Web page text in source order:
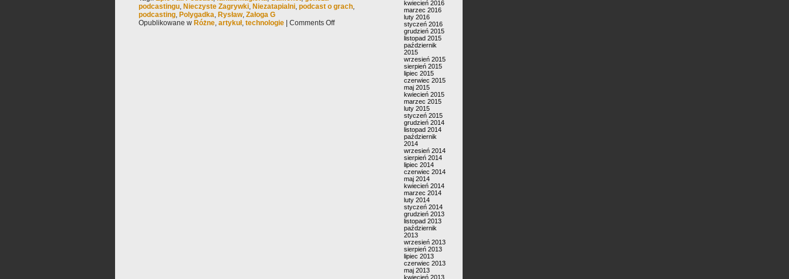
podcastingu, Nieczyste Zagrywki, Niezatapialni, podcast o grach,
podcasting, Polygadka, Rysław, Załoga G
Opublikowane w Różne, artykuł, technologie Comments Off
kwiecień 2016
marzec 2016
luty 2016
styczeń 2016
grudzień 2015
listopad 2015
październik
2015
wrzesień 2015
sierpień 2015
lipiec 2015
czerwiec 2015
maj 2015
kwiecień 2015
marzec 2015
luty 2015
styczeń 2015
grudzień 2014
listopad 2014
październik
2014
wrzesień 2014
sierpień 2014
lipiec 2014
czerwiec 2014
maj 2014
kwiecień 2014
marzec 2014
luty 2014
styczeń 2014
grudzień 2013
listopad 2013
październik
2013
wrzesień 2013
sierpień 2013
lipiec 2013
czerwiec 2013
maj 2013
kwiecień 2013